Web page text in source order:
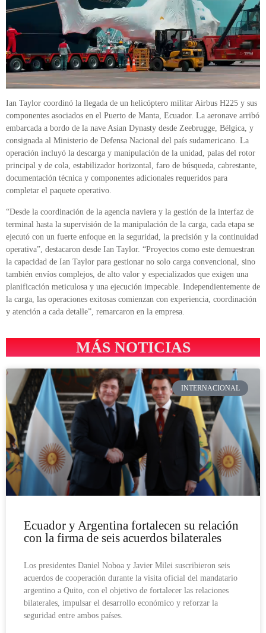
Ian Taylor coordinó la llegada de un helicóptero militar Airbus H225 y sus
componentes asociados en el Puerto de Manta, Ecuador. La aeronave arribó
embarcada a bordo de la nave Asian Dynasty desde Zeebrugge, Bélgica, y
consignada al Ministerio de Defensa Nacional del país sudamericano. La
operación incluyó la descarga y manipulación de la unidad, palas del rotor
principal y de cola, estabilizador horizontal, faro de búsqueda, cabrestante,
documentación técnica y componentes adicionales requeridos para
completar el paquete operativo.
“Desde la coordinación de la agencia naviera y la gestión de la interfaz de
terminal hasta la supervisión de la manipulación de la carga, cada etapa se
ejecutó con un fuerte enfoque en la seguridad, la precisión y la continuidad
operativa”, destacaron desde Ian Taylor. “Proyectos como este demuestran
la capacidad de Ian Taylor para gestionar no solo carga convencional, sino
también envíos complejos, de alto valor y especializados que exigen una
planificación meticulosa y una ejecución impecable. Independientemente de
la carga, las operaciones exitosas comienzan con experiencia, coordinación
y atención a cada detalle”, remarcaron en la empresa.
MÁS NOTICIAS
INTERNACIONAL
Ecuador y Argentina fortalecen su relación
con la firma de seis acuerdos bilaterales
Los presidentes Daniel Noboa y Javier Milei suscribieron seis
acuerdos de cooperación durante la visita oficial del mandatario
argentino a Quito, con el objetivo de fortalecer las relaciones
bilaterales, impulsar el desarrollo económico y reforzar la
seguridad entre ambos países.